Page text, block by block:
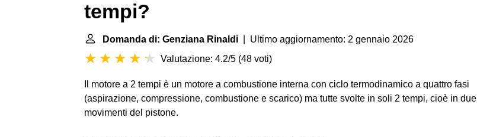
tempi?
Domanda di: Genziana Rinaldi | Ultimo aggiornamento: 2 gennaio 2026
Valutazione: 4.2/5 (48 voti)
Il motore a 2 tempi è un motore a combustione interna con ciclo termodinamico a quattro fasi
(aspirazione, compressione, combustione e scarico) ma tutte svolte in soli 2 tempi, cioè in due
movimenti del pistone.